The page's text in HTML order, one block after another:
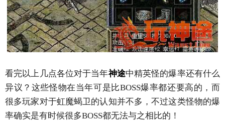
看完以上几点各位对于当年神途中精英怪的爆率还有什么
异议？这些怪物在当年可是比BOSS爆率都还要高的，而
很多玩家对于虹魔蝎卫的认知并不多，不过这类怪物的爆
率确实是有时候很多BOSS都无法与之相比的！